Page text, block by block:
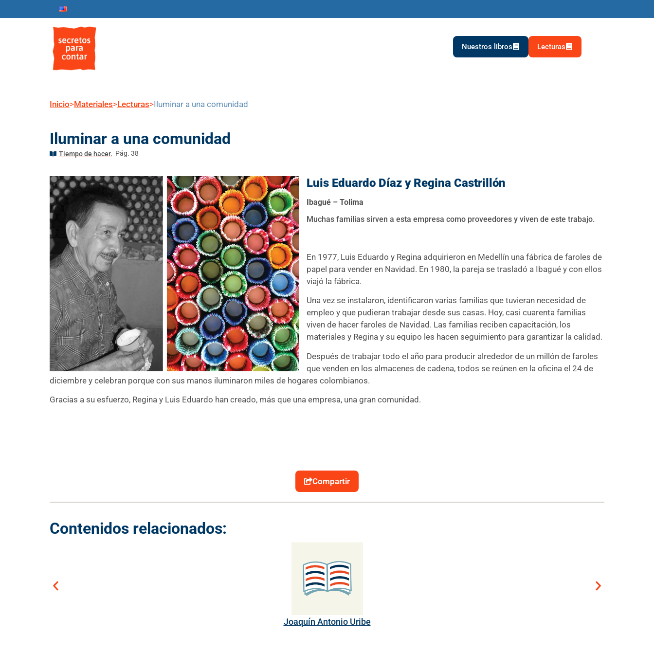
Nuestros libros Lecturas
Inicio>Materiales>Lecturas>Iluminar a una comunidad
Iluminar a una comunidad
Tiempo de hacer. Pág. 38
Luis Eduardo Díaz y Regina Castrillón
Ibagué – Tolima
Muchas familias sirven a esta empresa como proveedores y viven de este trabajo.
En 1977, Luis Eduardo y Regina adquirieron en Medellín una fábrica de faroles de
papel para vender en Navidad. En 1980, la pareja se trasladó a Ibagué y con ellos
viajó la fábrica.
Una vez se instalaron, identificaron varias familias que tuvieran necesidad de
empleo y que pudieran trabajar desde sus casas. Hoy, casi cuarenta familias
viven de hacer faroles de Navidad. Las familias reciben capacitación, los
materiales y Regina y su equipo les hacen seguimiento para garantizar la calidad.
Después de trabajar todo el año para producir alrededor de un millón de faroles
que venden en los almacenes de cadena, todos se reúnen en la oficina el 24 de
diciembre y celebran porque con sus manos iluminaron miles de hogares colombianos.
Gracias a su esfuerzo, Regina y Luis Eduardo han creado, más que una empresa, una gran comunidad.
Compartir
Contenidos relacionados:
Joaquín Antonio Uribe